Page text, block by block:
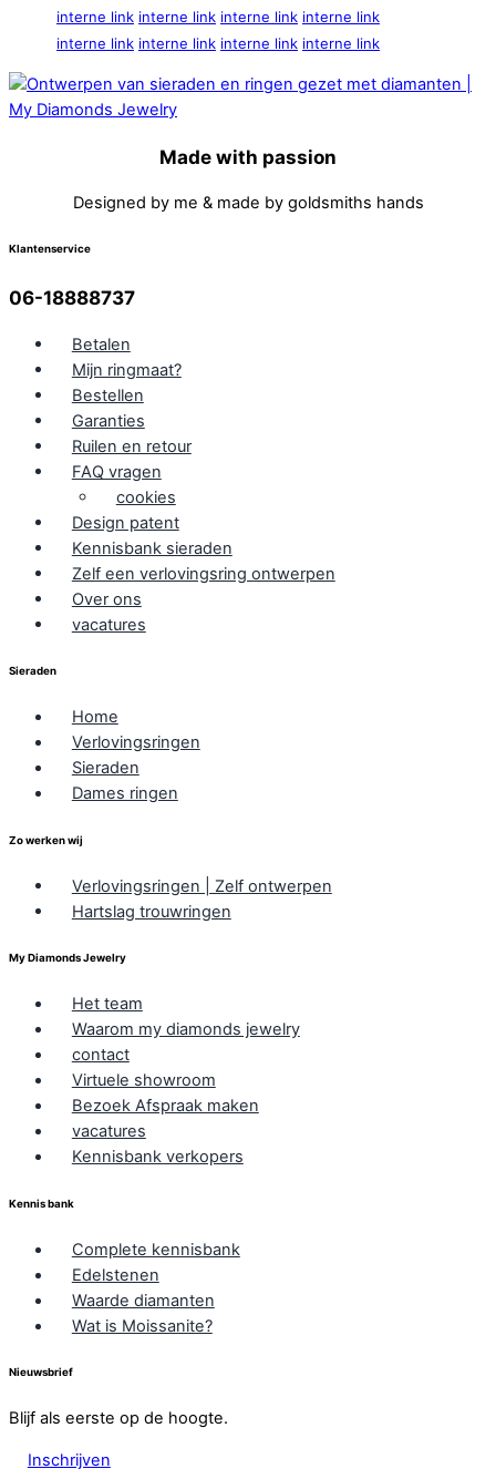
interne link interne link interne link interne link
interne link interne link interne link interne link
Made with passion
Designed by me & made by goldsmiths hands
Klantenservice
06-18888737
Betalen
Mijn ringmaat?
Bestellen
Garanties
Ruilen en retour
FAQ vragen
cookies
Design patent
Kennisbank sieraden
Zelf een verlovingsring ontwerpen
Over ons
vacatures
Sieraden
Home
Verlovingsringen
Sieraden
Dames ringen
Zo werken wij
Verlovingsringen | Zelf ontwerpen
Hartslag trouwringen
My Diamonds Jewelry
Het team
Waarom my diamonds jewelry
contact
Virtuele showroom
Bezoek Afspraak maken
vacatures
Kennisbank verkopers
Kennis bank
Complete kennisbank
Edelstenen
Waarde diamanten
Wat is Moissanite?
Nieuwsbrief
Blijf als eerste op de hoogte.
Inschrijven